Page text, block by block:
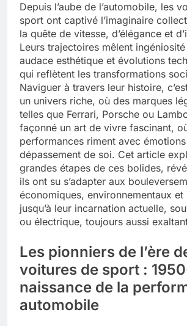
Depuis l’aube de l’automobile, les
sport ont captivé l’imaginaire
la quête de vitesse, d’élégance et
Leurs trajectoires mêlent
audace esthétique et évolutions
qui reflètent les transformations
Naviguer à travers leur histoire,
un univers riche, où des marques
telles que Ferrari, Porsche ou
façonné un art de vivre fascinant,
performances riment avec
dépassement de soi. Cet article
grandes étapes de ces bolides,
ils ont su s’adapter aux
économiques, environnementaux et
jusqu’à leur incarnation actuelle,
ou électrique, toujours aussi
Les pionniers de l’ère
voitures de sport :
naissance de la
automobile